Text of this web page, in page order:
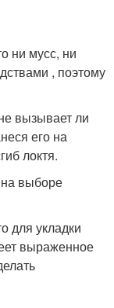
ни мусс, ни
, поэтому
вызывает ли
его на
локтя.
выборе
для укладки
выраженное